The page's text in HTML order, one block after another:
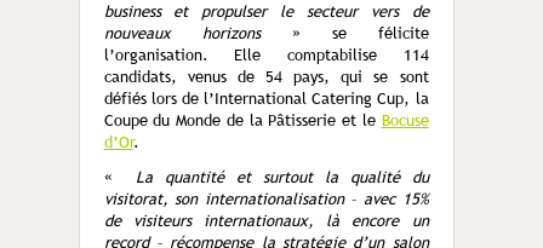
business et propulser le secteur vers de
nouveaux horizons» se félicite
l’organisation. Elle comptabilise 114
candidats, venus de 54 pays, qui se sont
défiés lors de l’International Catering Cup, la
Coupe du Monde de la Pâtisserie et le Bocuse
d’Or.
«
La quantité et surtout la qualité du
visitorat, son internationalisation – avec 15%
de visiteurs internationaux, là encore un
record – récompense la stratégie d’un salon